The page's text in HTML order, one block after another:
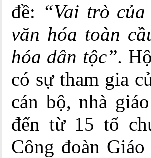
đề: “Vai trò
văn hóa toàn
hóa dân tộc”.
có sự tham gia
cán bộ, nhà
đến từ 15 tổ
Công đoàn